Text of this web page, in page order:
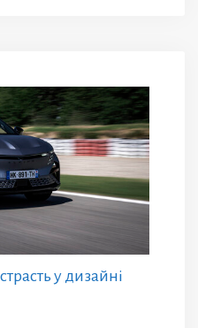
у дизайні